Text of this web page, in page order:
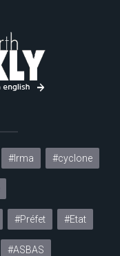
#Irma #cyclone
#Préfet #Etat
#ASBAS